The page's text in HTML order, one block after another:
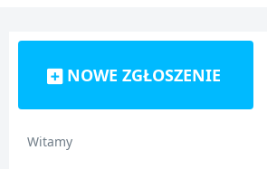
NOWE ZGŁOSZENIE
Witamy